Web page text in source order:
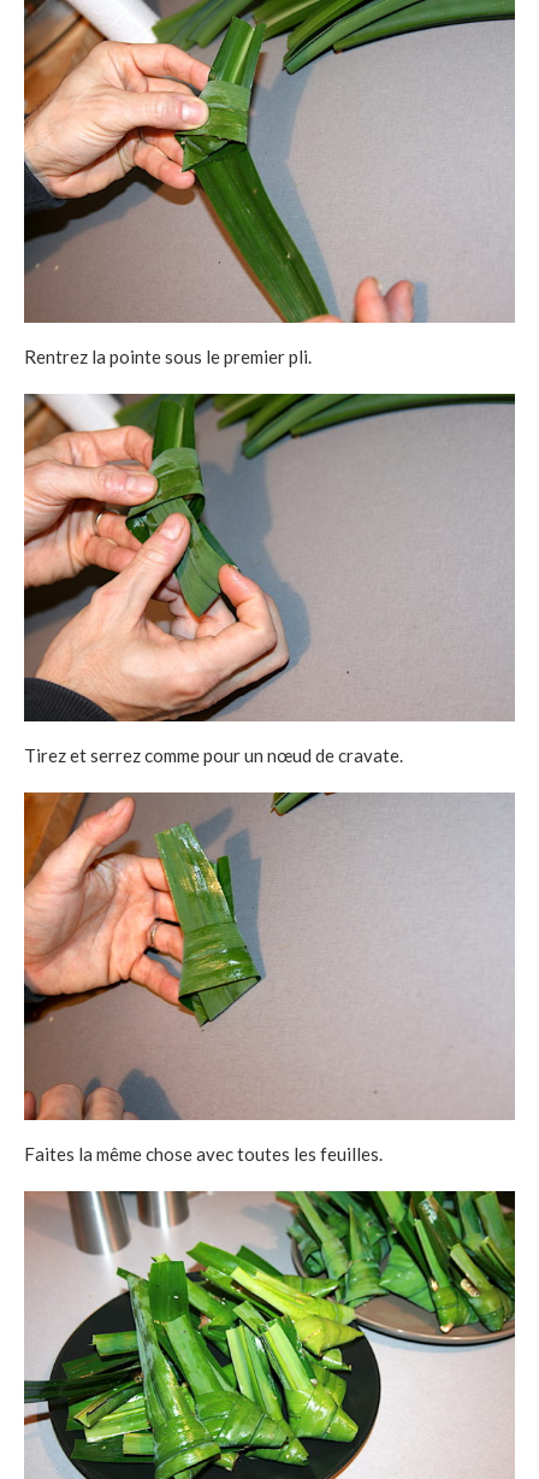
Rentrez la pointe sous le premier pli.
Tirez et serrez comme pour un nœud de cravate.
Faites la même chose avec toutes les feuilles.